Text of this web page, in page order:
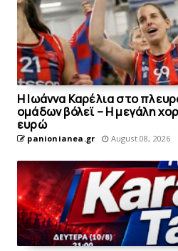
Η Ιωάννα Καρέλια στο
ομάδων βόλεϊ – H μεγάλη
ευρώ
panionianea.gr August 08, 2026